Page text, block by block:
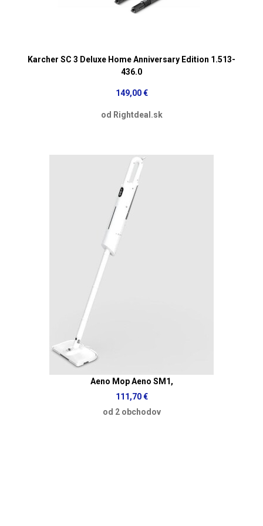
Karcher SC 3 Deluxe Home Anniversary Edition 1.513-
436.0
149,00 €
od Rightdeal.sk
Aeno Mop Aeno SM1,
111,70 €
od 2 obchodov